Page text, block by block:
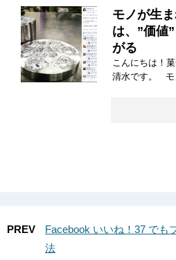
モノが生
は、”価値
がる
こんにちは！
清水です。 モ
PREV
Facebook いいね！37 でも
法